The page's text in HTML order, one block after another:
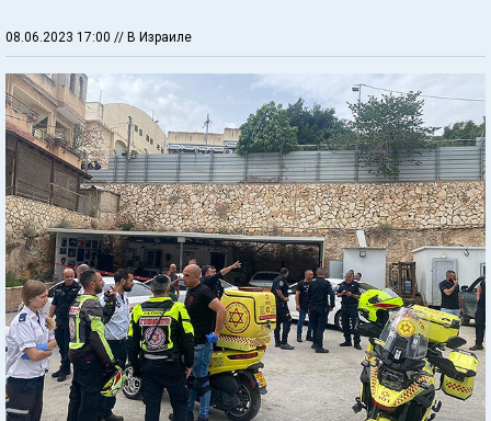
08.06.2023 17:00 // В Израиле